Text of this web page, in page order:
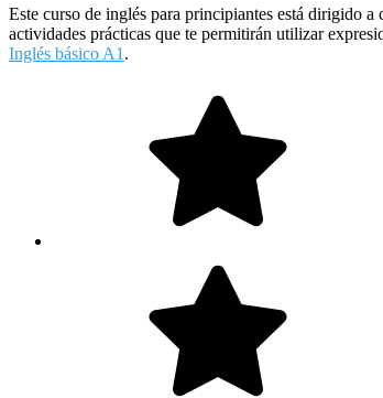
Este curso de inglés para principiantes está dirigido
actividades prácticas que te permitirán utilizar
Inglés básico A1 .